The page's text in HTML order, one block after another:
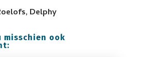
Delphy
misschien ook